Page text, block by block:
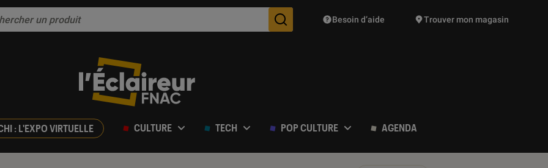
Des suggestions de produits vont vous être proposées
Besoin d’aide Trouver mon magasin
: L'EXPO VIRTUELLE CULTURE TECH POP CULTURE AGENDA